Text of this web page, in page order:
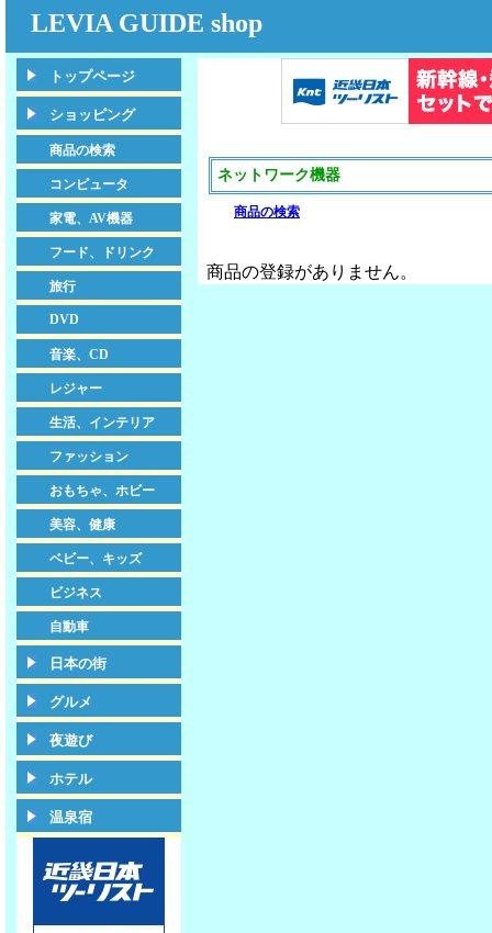
LEVIA GUIDE shop
トップページ
ショッピング
商品の検索
コンピュータ
家電、AV機器
フード、ドリンク
旅行
DVD
音楽、CD
レジャー
生活、インテリア
ファッション
おもちゃ、ホビー
美容、健康
ベビー、キッズ
ビジネス
自動車
日本の街
グルメ
夜遊び
ホテル
温泉宿
ネットワーク機器
商品の検索
商品の登録がありません。